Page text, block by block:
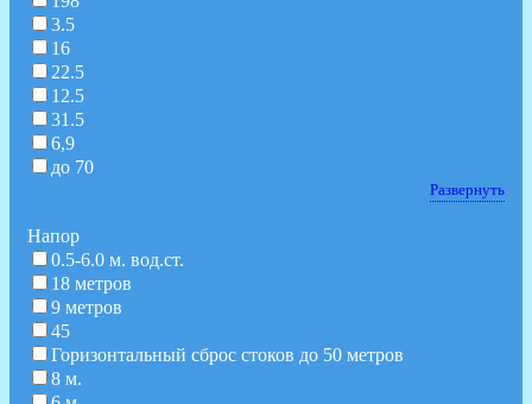
3.5
16
22.5
12.5
31.5
6,9
до 70
Развернуть
Hапор
0.5-6.0 м. вод.ст.
18 метров
9 метров
45
Горизонтальный сброс стоков до 50 метров
8 м.